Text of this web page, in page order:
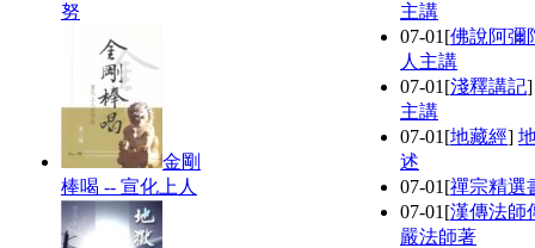
努
金剛
棒喝 -- 宣化上人
主講
07-01 [佛說阿彌
人主講
07-01 [淺釋講記
主講
07-01 [地藏經]
述
07-01 [禪宗精選
07-01 [漢傳法師
嚴法師著